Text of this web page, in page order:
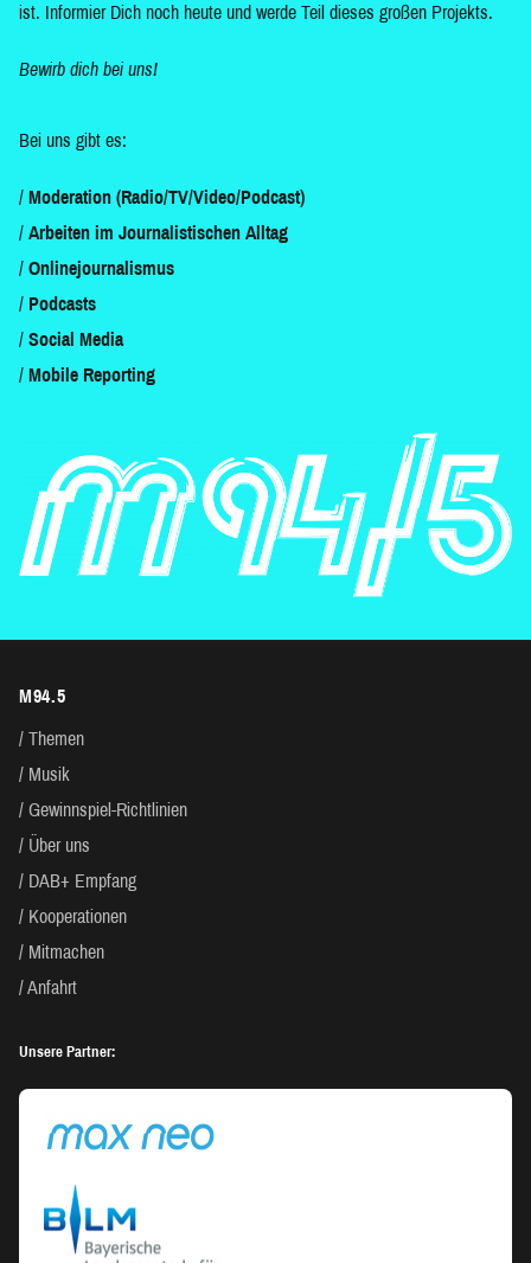
ist. Informier Dich noch heute und werde Teil dieses großen Projekts.
Bewirb dich bei uns!
Bei uns gibt es:
Moderation (Radio/TV/Video/Podcast)
Arbeiten im Journalistischen Alltag
Onlinejournalismus
Podcasts
Social Media
Mobile Reporting
M94.5
Themen
Musik
Gewinnspiel-Richtlinien
Über uns
DAB+ Empfang
Kooperationen
Mitmachen
Anfahrt
Unsere Partner: